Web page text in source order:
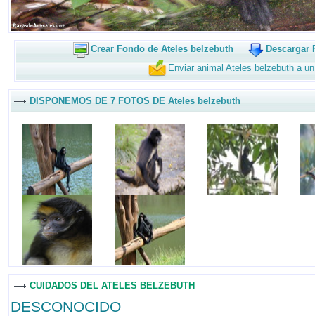
Crear Fondo de Ateles belzebuth
Descargar
Enviar animal Ateles belzebuth a
DISPONEMOS DE 7 FOTOS DE Ateles belzebuth
CUIDADOS DEL ATELES BELZEBUTH
DESCONOCIDO